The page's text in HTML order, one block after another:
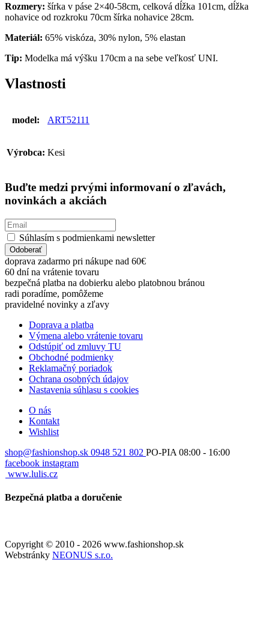
Rozmery: šírka v páse 2×40-58cm, celková dĺžka 101cm, dĺžka
nohavice od rozkroku 70cm šírka nohavice 28cm.
Materiál: 65% viskóza, 30% nylon, 5% elastan
Tip: Modelka má výšku 170cm a na sebe veľkosť UNI.
Vlastnosti
model: ART52111
Výrobca: Kesi
Buďte medzi prvými informovaní o zľavách,
novinkách a akciách
Súhlasím s podmienkami newsletter
Odoberať
doprava zadarmo pri nákupe nad 60€
60 dní na vrátenie tovaru
bezpečná platba na dobierku alebo platobnou bránou
radi poradíme, pomôžeme
pravidelné novinky a zľavy
Doprava a platba
Výmena alebo vrátenie tovaru
Odstúpiť od zmluvy TU
Obchodné podmienky
Reklamačný poriadok
Ochrana osobných údajov
Nastavenia súhlasu s cookies
O nás
Kontakt
Wishlist
shop@fashionshop.sk 0948 521 802 PO-PIA 08:00 - 16:00
facebook instagram
www.lulis.cz
Bezpečná platba a doručenie
Copyright © 2010 - 2026 www.fashionshop.sk
Webstránky NEONUS s.r.o.